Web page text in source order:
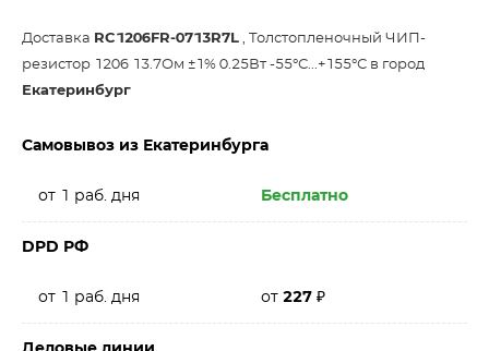
Доставка RC1206FR-0713R7L , Толстопленочный ЧИП-
резистор 1206 13.7Ом ±1% 0.25Вт -55°С...+155°С в город
Екатеринбург
Самовывоз из Екатеринбурга
от 1 раб. дня Бесплатно
DPD РФ
от 1 раб. дня от 227 ₽